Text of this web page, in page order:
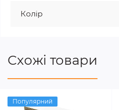
Колір
Схожі товари
Популярний